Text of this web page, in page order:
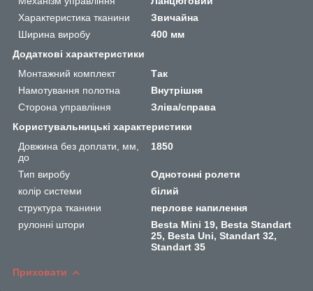
Характеристика тканини
Звичайна
Ширина виробу
400 мм
Додаткові характеристики
Монтажний комплект
Так
Намотування полотна
Внутрішня
Сторона управління
Зліва/справа
Користувальницькі характеристики
Довжина без доплати, мм,
до
1850
Тип виробу
Однотонні ролети
колір системи
білий
структура тканини
перлове напилення
рулонні штори
Besta Mini 19, Besta Standart
25, Besta Uni, Standart 32,
Standart 35
Приховати